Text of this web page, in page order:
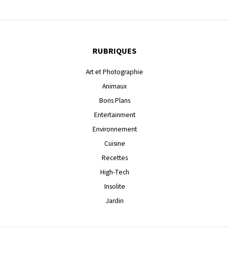
RUBRIQUES
Art et Photographie
Animaux
Bons Plans
Entertainment
Environnement
Cuisine
Recettes
High-Tech
Insolite
Jardin